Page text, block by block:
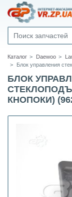
Каталог Daewoo
Блок управления
БЛОК
КНОПОКИ)